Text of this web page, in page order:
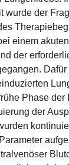
wurde der
einem akuten
der
Phase der
der